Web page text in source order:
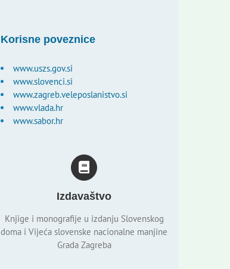
Korisne poveznice
www.uszs.gov.si
www.slovenci.si
www.zagreb.veleposlanistvo.si
www.vlada.hr
www.sabor.hr
Izdavaštvo
Knjige i monografije u izdanju Slovenskog
doma i Vijeća slovenske nacionalne manjine
Grada Zagreba